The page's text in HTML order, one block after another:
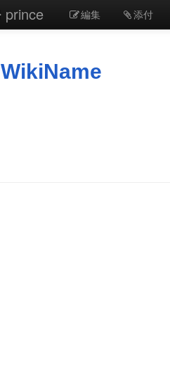
prince 編集 添付
WikiName